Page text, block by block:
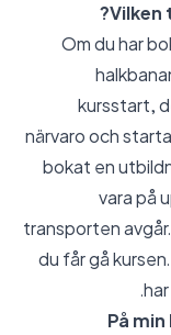
Vilken
Om du har
kursstart,
närvaro och
bokat en
vara på
transporten
du får gå
På